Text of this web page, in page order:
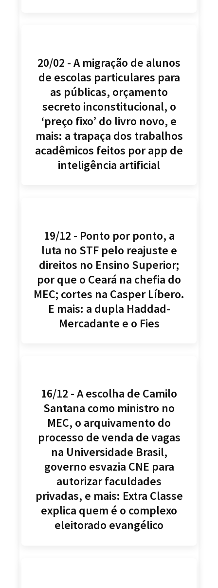
20/02 - A migração de alunos
de escolas particulares para
as públicas, orçamento
secreto inconstitucional, o
‘preço fixo’ do livro novo, e
mais: a trapaça dos trabalhos
acadêmicos feitos por app de
inteligência artificial
19/12 - Ponto por ponto, a
luta no STF pelo reajuste e
direitos no Ensino Superior;
por que o Ceará na chefia do
MEC; cortes na Casper Líbero.
E mais: a dupla Haddad-
Mercadante e o Fies
16/12 - A escolha de Camilo
Santana como ministro no
MEC, o arquivamento do
processo de venda de vagas
na Universidade Brasil,
governo esvazia CNE para
autorizar faculdades
privadas, e mais: Extra Classe
explica quem é o complexo
eleitorado evangélico